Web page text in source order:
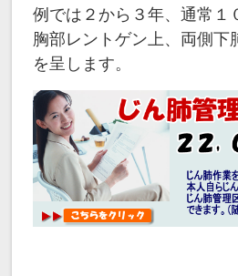
例では２から３年、通常１
胸部レントゲン上、両側下
を呈します。